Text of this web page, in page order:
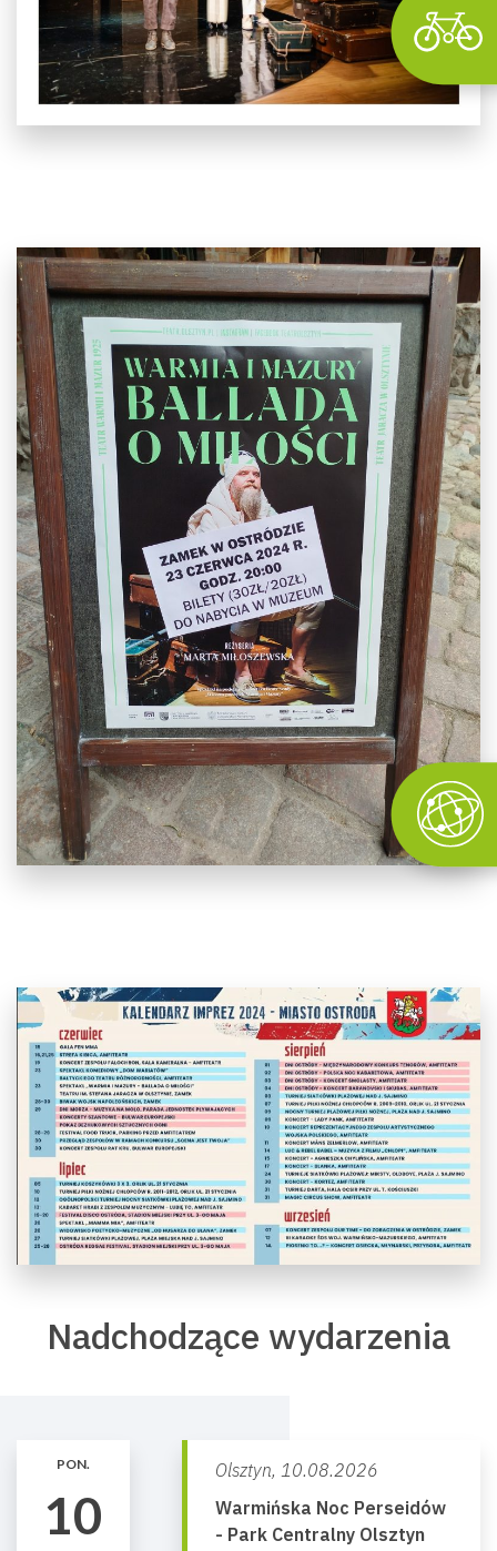
Nadchodzące wydarzenia
PON.
10
Olsztyn, 10.08.2026
Warmińska Noc Perseidów
- Park Centralny Olsztyn